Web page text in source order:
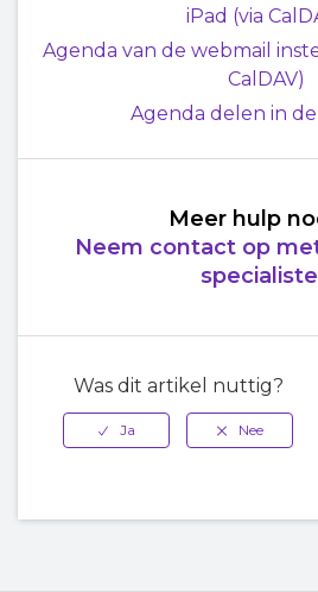
iPad (via
Agenda van de webmail
CalDAV)
Agenda delen in de
Meer hulp
Neem contact op
Was dit artikel nuttig?